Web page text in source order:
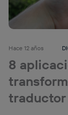
Hace 12 años
8